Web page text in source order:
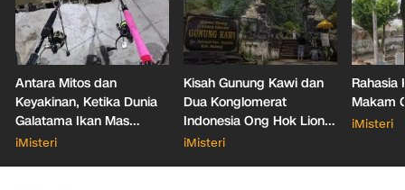
Antara Mitos dan
Keyakinan, Ketika Dunia
Galatama Ikan Mas
Bersentuhan dengan Hal
iMisteri
Kisah Gunung Kawi dan
Dua Konglomerat
Indonesia Ong Hok Liong
hingga Liem Sioe Liong
iMisteri
Rahasia
Makam
iMisteri